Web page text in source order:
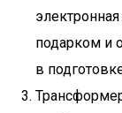
подарком и
в